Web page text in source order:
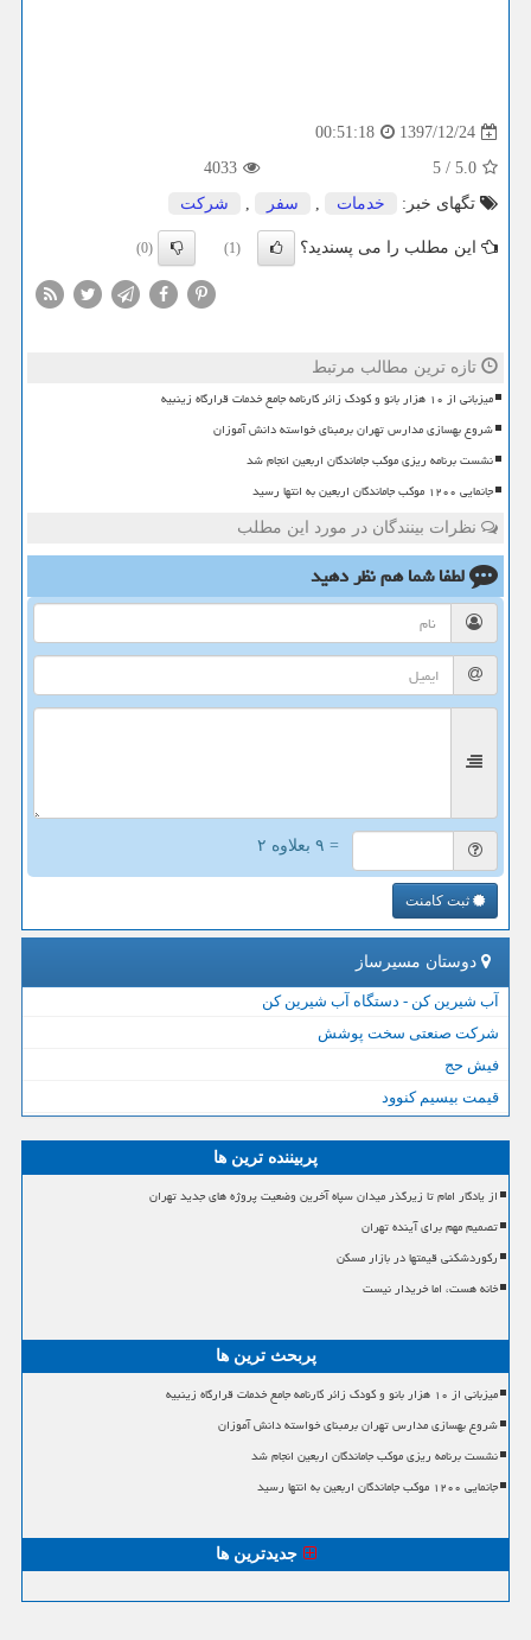
1397/12/24
00:51:18
5.0
/
5
4033
تگهای خبر:
خدمات , سفر , شركت
این مطلب را می پسندید؟ (1)
(0)
تازه ترین مطالب مرتبط
میزبانی از ۱۰ هزار بانو و کودک زائر کارنامه جامع خدمات قرارگاه زینبیه
شروع بهسازی مدارس تهران برمبنای خواسته دانش آموزان
نشست برنامه ریزی موکب جاماندگان اربعین انجام شد
جانمایی ۱۲۰۰ موکب جاماندگان اربعین به انتها رسید
نظرات بینندگان در مورد این مطلب
لطفا شما همنظر دهید
= ۹ بعلاوه ۲
ثبت کامنت
دوستان مسیرساز
آب شیرین کن - دستگاه آب شیرین کن
شرکت صنعتی سخت پوشش
فیش حج
قیمت بیسیم کنوود
پربیننده ترین ها
از یادگار امام تا زیرگذر میدان سپاه آخرین وضعیت پروژه های جدید تهران
تصمیم مهم برای آینده تهران
رکوردشکنی قیمتها در بازار مسکن
خانه هست، اما خریدار نیست
پربحث ترین ها
میزبانی از ۱۰ هزار بانو و کودک زائر کارنامه جامع خدمات قرارگاه زینبیه
شروع بهسازی مدارس تهران برمبنای خواسته دانش آموزان
نشست برنامه ریزی موکب جاماندگان اربعین انجام شد
جانمایی ۱۲۰۰ موکب جاماندگان اربعین به انتها رسید
جدیدترین ها